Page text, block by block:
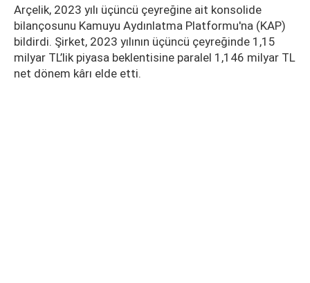
Arçelik, 2023 yılı üçüncü çeyreğine ait konsolide
bilançosunu Kamuyu Aydınlatma Platformu'na (KAP)
bildirdi. Şirket, 2023 yılının üçüncü çeyreğinde 1,15
milyar TL’lik piyasa beklentisine paralel 1,146 milyar TL
net dönem kârı elde etti.